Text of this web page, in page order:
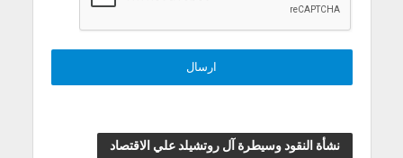
نشأة النقود وسيطرة آل روتشيلد علي الاقتصاد